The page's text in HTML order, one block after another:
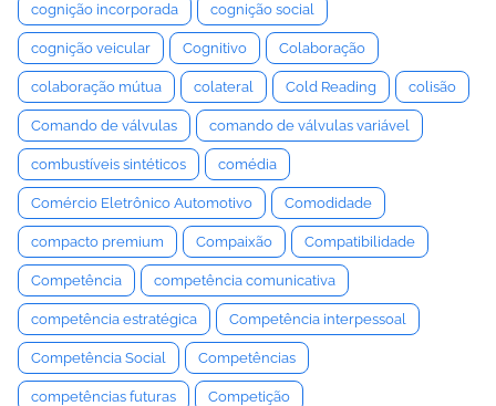
cognição incorporada cognição social
cognição veicular Cognitivo Colaboração
colaboração mútua colateral Cold Reading colisão
Comando de válvulas comando de válvulas variável
combustíveis sintéticos comédia
Comércio Eletrônico Automotivo Comodidade
compacto premium Compaixão Compatibilidade
Competência competência comunicativa
competência estratégica Competência interpessoal
Competência Social Competências
competências futuras Competição